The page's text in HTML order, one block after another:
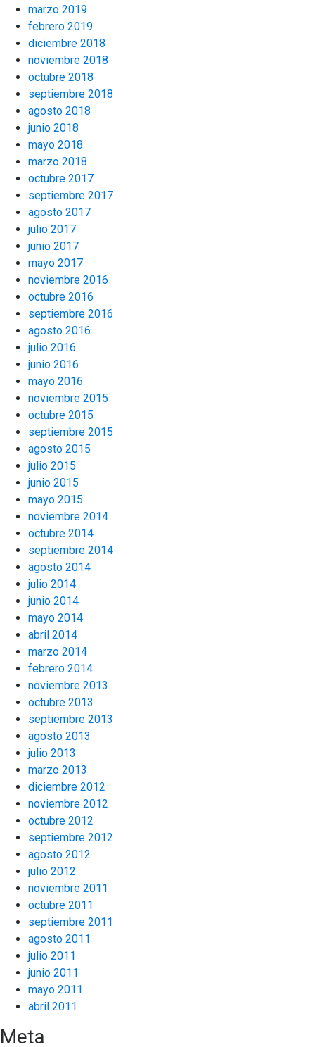
marzo 2019
febrero 2019
diciembre 2018
noviembre 2018
octubre 2018
septiembre 2018
agosto 2018
junio 2018
mayo 2018
marzo 2018
octubre 2017
septiembre 2017
agosto 2017
julio 2017
junio 2017
mayo 2017
noviembre 2016
octubre 2016
septiembre 2016
agosto 2016
julio 2016
junio 2016
mayo 2016
noviembre 2015
octubre 2015
septiembre 2015
agosto 2015
julio 2015
junio 2015
mayo 2015
noviembre 2014
octubre 2014
septiembre 2014
agosto 2014
julio 2014
junio 2014
mayo 2014
abril 2014
marzo 2014
febrero 2014
noviembre 2013
octubre 2013
septiembre 2013
agosto 2013
julio 2013
marzo 2013
diciembre 2012
noviembre 2012
octubre 2012
septiembre 2012
agosto 2012
julio 2012
noviembre 2011
octubre 2011
septiembre 2011
agosto 2011
julio 2011
junio 2011
mayo 2011
abril 2011
Meta